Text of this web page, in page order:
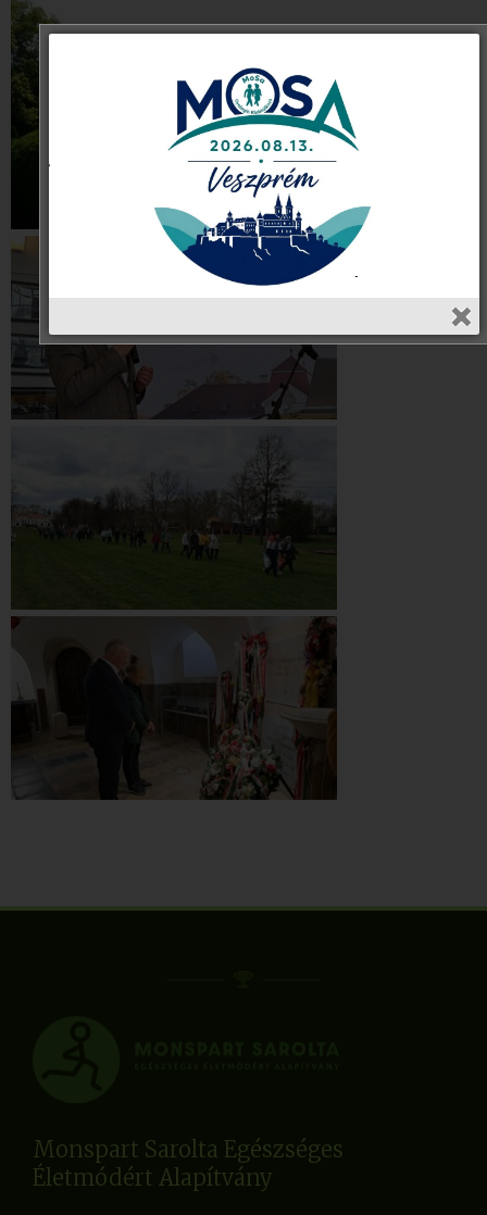
Monspart Sarolta Egészséges
Életmódért Alapítvány